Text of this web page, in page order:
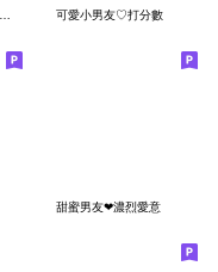
可愛小男友♡打分數
甜蜜男友❤濃烈愛意